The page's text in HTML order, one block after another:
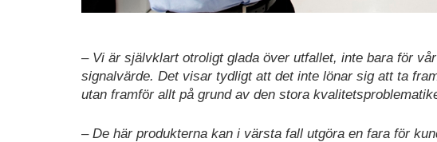
– Vi är självklart otroligt glada över utfallet, inte bara för
signalvärde. Det visar tydligt att det inte lönar sig att ta
utan framför allt på grund av den stora
– De här produkterna kan i värsta fall utgöra en fara för